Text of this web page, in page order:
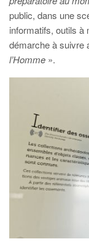
public, dans une
informatifs, outils à
démarche à suivre
l’Homme ».